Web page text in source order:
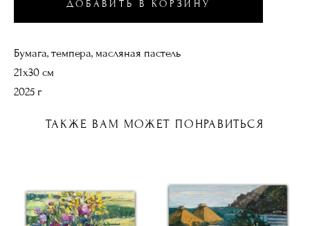
ДОБАВИТЬ В КОРЗИНУ
Бумага, темпера, масляная пастель
21х30 см
2025 г
ТАКЖЕ ВАМ МОЖЕТ ПОНРАВИТЬСЯ